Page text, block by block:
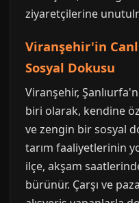
ziyaretçilerine
Viranşehir'in
Sosyal Dokusu
Viranşehir,
biri olarak, kendine
ve zengin bir sosyal
tarım faaliyetlerinin
ilçe, akşam
bürünür. Çarşı ve